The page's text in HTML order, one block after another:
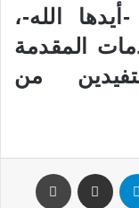
الله-،
المقدمة
من